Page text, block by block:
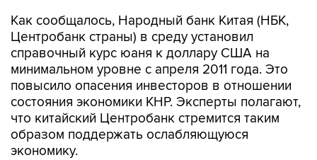
Как сообщалось, Народный банк Китая (НБК,
Центробанк страны) в среду установил
справочный курс юаня к доллару США на
минимальном уровне с апреля 2011 года. Это
повысило опасения инвесторов в отношении
состояния экономики КНР. Эксперты полагают,
что китайский Центробанк стремится таким
образом поддержать ослабляющуюся
экономику.